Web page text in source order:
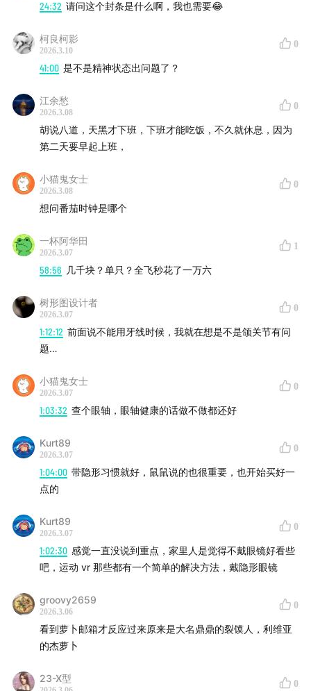
24:32 请问这个封条是什么啊，我也需要😂
柯良柯影
2026.3.10
0
41:00 是不是精神状态出问题了？
江余愁
2026.3.08
0
胡说八道，天黑才下班，下班才能吃饭，不久就休息，因为
第二天要早起上班，
小猫鬼女士
2026.3.08
0
想问番茄时钟是哪个
一杯阿华田
2026.3.07
1
58:56 几千块？单只？全飞秒花了一万六
树形图设计者
2026.3.07
0
1:12:12 前面说不能用牙线时候，我就在想是不是颌关节有问
题…
小猫鬼女士
2026.3.07
0
1:03:32 查个眼轴，眼轴健康的话做不做都还好
Kurt89
2026.3.07
0
1:04:00 带隐形习惯就好，鼠鼠说的也很重要，也开始买好一
点的
Kurt89
2026.3.07
0
1:02:30 感觉一直没说到重点，家里人是觉得不戴眼镜好看些
吧，运动 vr 那些都有一个简单的解决方法，戴隐形眼镜
groovy2659
2026.3.06
0
看到萝卜邮箱才反应过来原来是大名鼎鼎的裂馍人，利维亚
的杰萝卜
23-X型 0